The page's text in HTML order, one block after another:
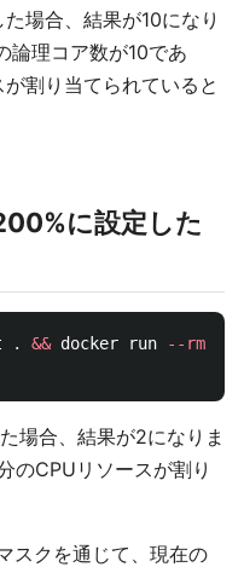
場合、結果が10になり
論理コア数が10であ
割り当てられていると
に設定した
. && docker run --rm
場合、結果が2になりま
のCPUリソースが割り
スクを通じて、現在の